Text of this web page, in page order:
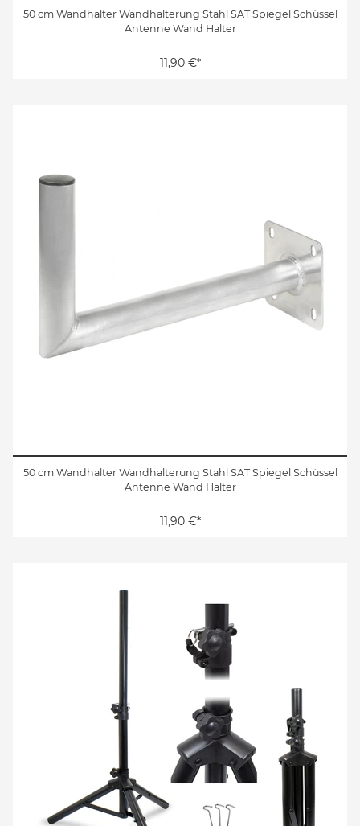
50 cm Wandhalter Wandhalterung Stahl SAT Spiegel Schüssel
Antenne Wand Halter
11,90 €*
50 cm Wandhalter Wandhalterung Stahl SAT Spiegel Schüssel
Antenne Wand Halter
11,90 €*